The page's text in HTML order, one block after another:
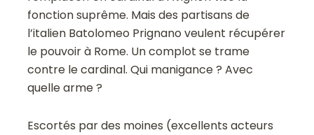
fonction suprême. Mais des partisans de
l’italien Batolomeo Prignano veulent récupérer
le pouvoir à Rome. Un complot se trame
contre le cardinal. Qui manigance ? Avec
quelle arme ?
Escortés par des moines (excellents acteurs